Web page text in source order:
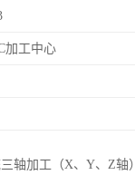
加工中心
轴加工（X、Y、Z